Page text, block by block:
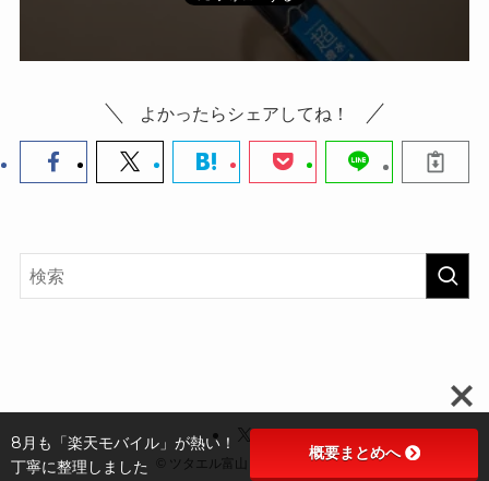
よかったらシェアしてね！
ツタエル富山～Z家の日常～
8月も「楽天モバイル」が熱い！
丁寧に整理しました
概要まとめへ